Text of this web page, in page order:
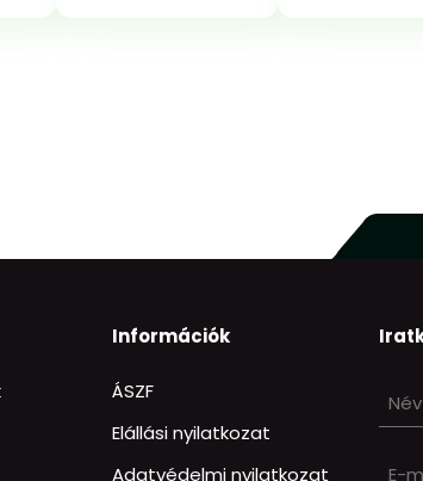
Információk
ÁSZF
Elállási nyilatkozat
Adatvédelmi nyilatkozat